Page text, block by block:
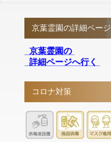
京葉霊園の詳細ページ
京葉霊園の
詳細ページへ行く
コロナ対策